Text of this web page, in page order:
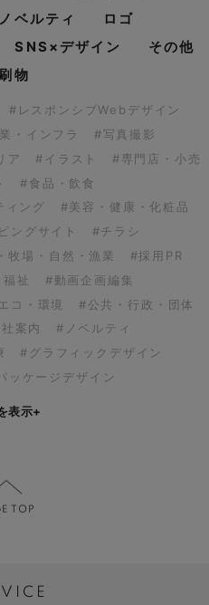
ノベルティ
ロゴ
SNS×デザイン
その他
物
#レスポンシブWebデザイン
・インフラ
#写真撮影
ア
#イラスト
#専門店・小売
#食品・飲食
ィング
#美容・健康・化粧品
ングサイト
#チラシ
牧場・自然・漁業
#採用PR
祉
#動画企画編集
コ・環境
#公共・行政・団体
案内
#ノベルティ
#グラフィックデザイン
ッケージデザイン
表示+